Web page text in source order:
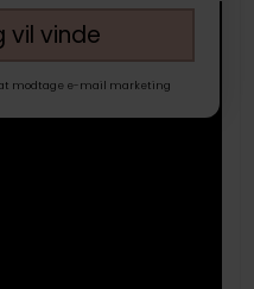
vil vinde
modtage e-mail marketing